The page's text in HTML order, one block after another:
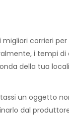
migliori corrieri
i tempi di
della tua
un oggetto
dal